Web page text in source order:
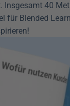
Insgesamt 40
für Blended